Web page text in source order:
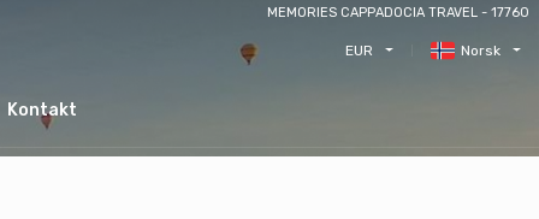
MEMORIES CAPPADOCIA TRAVEL - 17760
EUR Norsk
Kontakt